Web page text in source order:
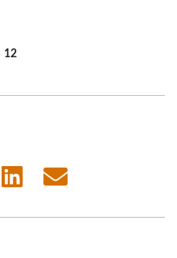
12
Share
Share